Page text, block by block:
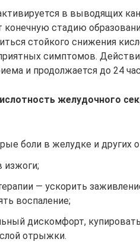
в выводящих
конечную стадию
стойкого снижения
симптомов.
и продолжается до 24
желудочного
боли в желудке и других
изжоги;
— ускорить
воспаление;
дискомфорт,
отрыжки.